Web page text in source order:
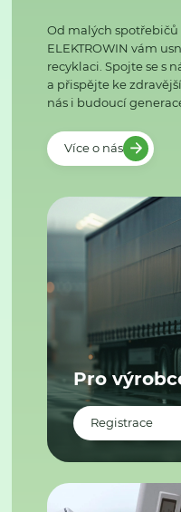
Od malých
ELEKTROWIN vám
recyklaci. Spojte se s
a přispějte ke
nás i budoucí
Více o nás
Pro
Registrace